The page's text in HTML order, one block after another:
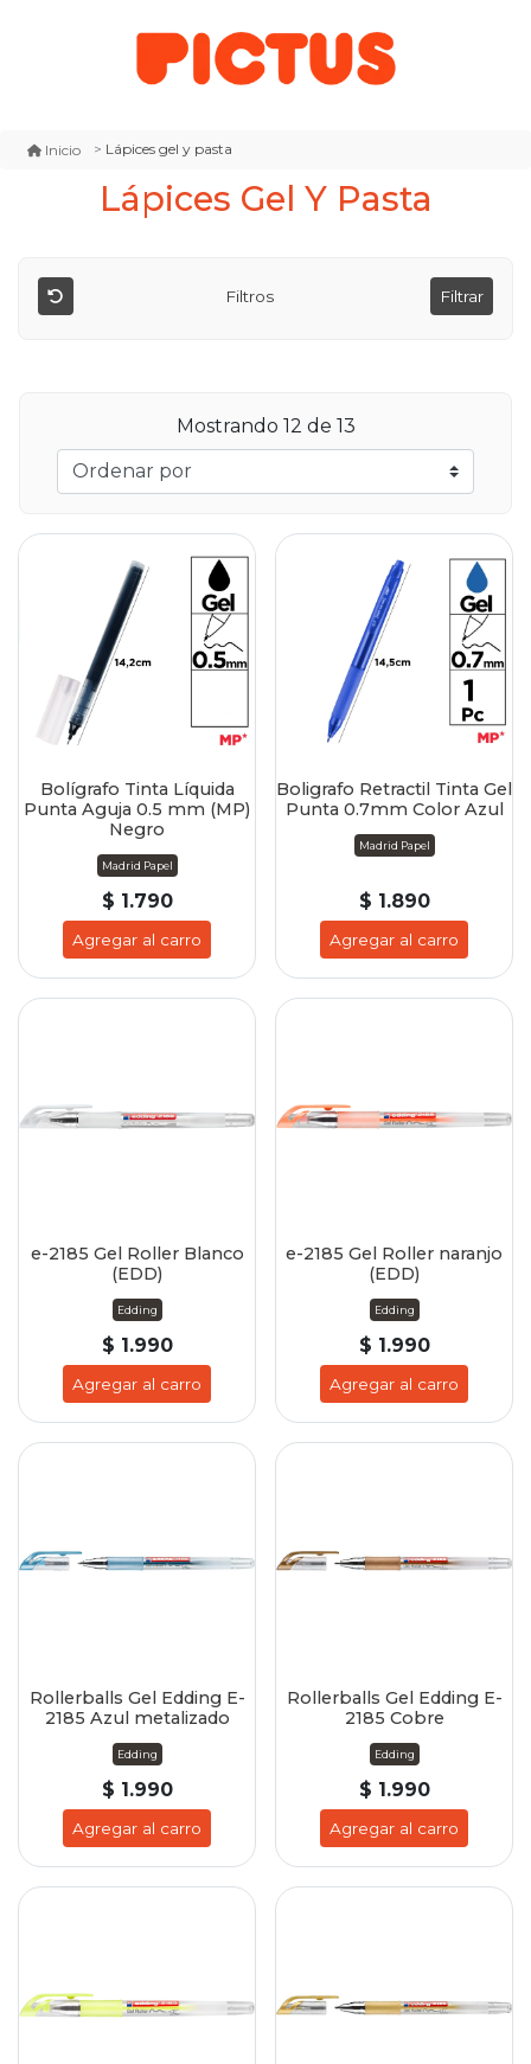
Inicio Lápices gel y pasta
Lápices Gel Y Pasta
Filtros Filtrar
Mostrando 12 de 13
Bolígrafo Tinta Líquida
Punta Aguja 0.5 mm (MP)
Negro
Madrid Papel
$ 1.790
Agregar al carro
Boligrafo Retractil Tinta Gel
Punta 0.7mm Color Azul
Madrid Papel
$ 1.890
Agregar al carro
e-2185 Gel Roller Blanco
(EDD)
Edding
$ 1.990
Agregar al carro
e-2185 Gel Roller naranjo
(EDD)
Edding
$ 1.990
Agregar al carro
Rollerballs Gel Edding E-
2185 Azul metalizado
Edding
$ 1.990
Agregar al carro
Rollerballs Gel Edding E-
2185 Cobre
Edding
$ 1.990
Agregar al carro